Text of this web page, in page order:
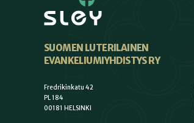
SUOMEN LUTERILAINEN
EVANKELIUMIYHDISTYS RY
Fredrikinkatu 42
PL 184
00181 HELSINKI